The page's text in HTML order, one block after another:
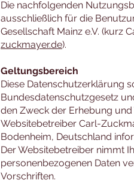
Die nachfolgenden
ausschließlich für die
Gesellschaft Mainz e.V. (kurz
zuckmayer.de).
Geltungsbereich
Diese Datenschutzerklärung
Bundesdatenschutzgesetz
den Zweck der Erhebung
Websitebetreiber Carl-
Bodenheim, Deutschland
Der Websitebetreiber nimmt
personenbezogenen Daten
Vorschriften.